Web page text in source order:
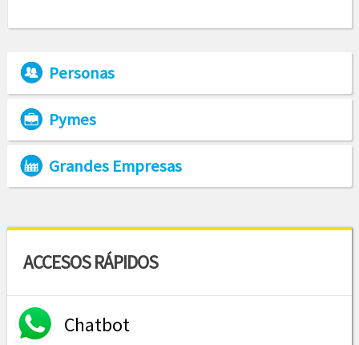
Personas
Pymes
Grandes Empresas
ACCESOS RÁPIDOS
Chatbot